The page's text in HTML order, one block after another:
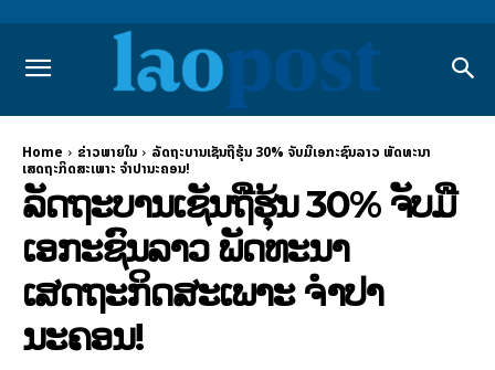
Home ຂ່າວພາຍ​ໃນ
ລັດຖະບານເຊັນຖືຮຸ້ນ 30% ຈັບມືເອກະຊົນລາວ ພັດທະນາ
ເສດຖະກິດສະເພາະ ຈຳປານະຄອນ!
ລັດຖະບານເຊັນຖືຮຸ້ນ 30% ຈັບມື
ເອກະຊົນລາວ ພັດທະນາ
ເສດຖະກິດສະເພາະ ຈຳປາ
ນະຄອນ!